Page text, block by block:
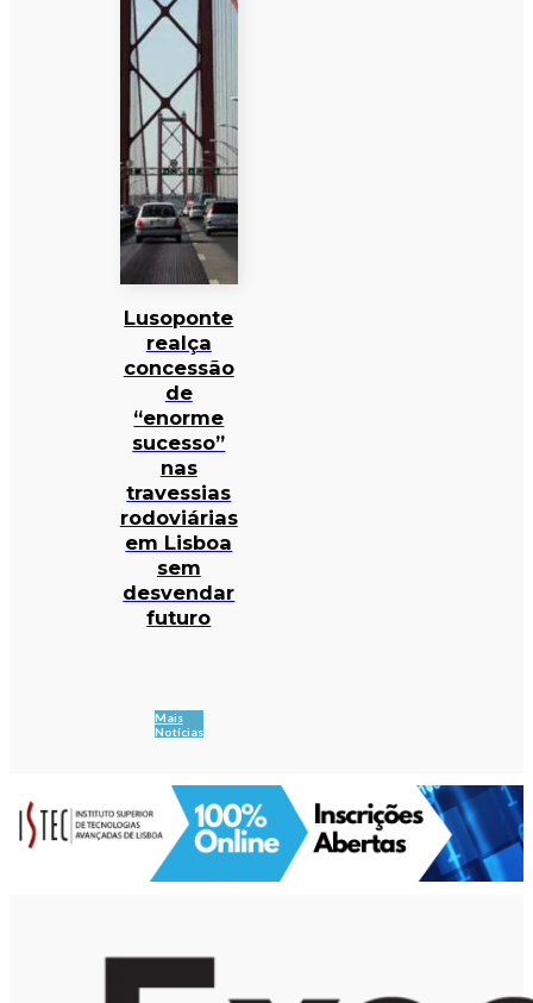
Lusoponte
realça
concessão
de
“enorme
sucesso”
nas
travessias
rodoviárias
em Lisboa
sem
desvendar
futuro
Mais
Notícias